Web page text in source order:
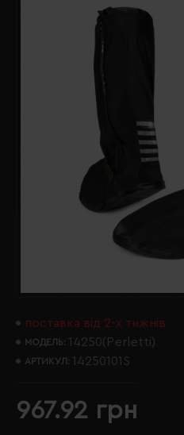
поставка від 2-х тижнів
МОДЕЛЬ: 14250(Perletti)
АРТИКУЛ: 14250101S
967.92 грн